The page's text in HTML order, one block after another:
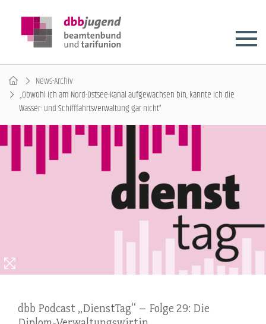
News-Archiv
„Obwohl ich am Nord-Ostsee-Kanal aufgewachsen bin, kannte ich die
Wasser- und Schifffahrtsverwaltung gar nicht“
dbb Podcast „DienstTag“ – Folge 29: Die